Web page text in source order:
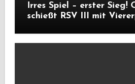
Irres Spiel – erster Sieg!
schießt RSV III mit